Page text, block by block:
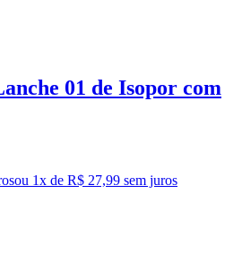
01 de Isopor com
ou 1x de R$ 27,99 sem juros